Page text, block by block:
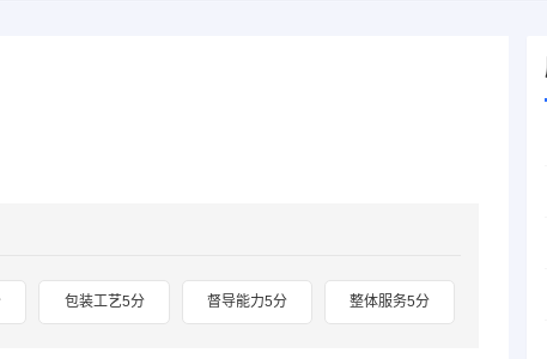
包装工艺5分 督导能力5分 整体服务5分